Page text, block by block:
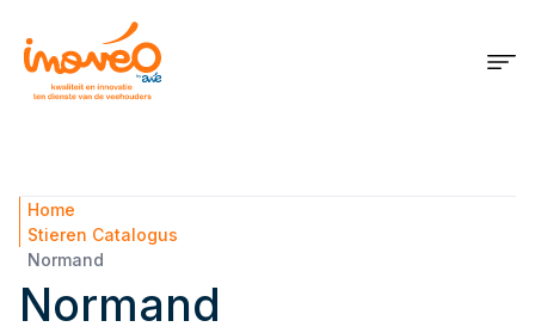
Home
Stieren Catalogus
Normand
Normand